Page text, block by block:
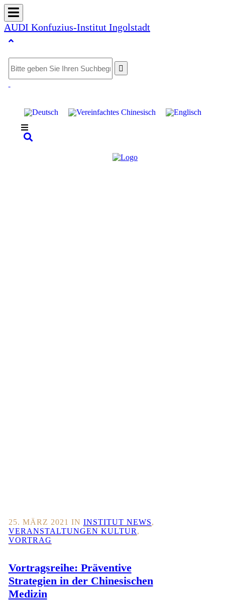
AUDI Konfuzius-Institut Ingolstadt
25. MÄRZ 2021 IN INSTITUT NEWS,
VERANSTALTUNGEN KULTUR ,
VORTRAG
Vortragsreihe: Präventive
Strategien in der Chinesischen
Medizin